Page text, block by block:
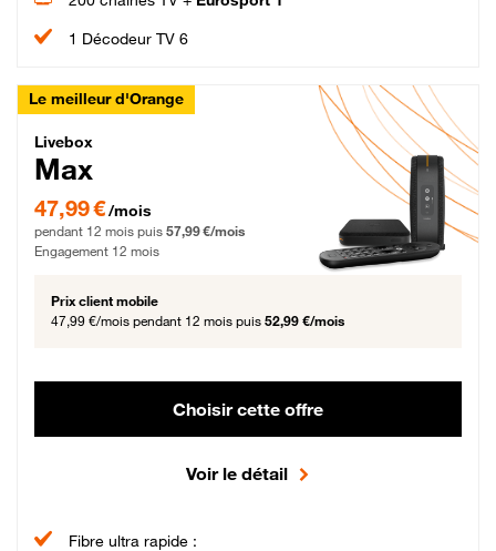
1 Décodeur TV 6
Le meilleur d'Orange
Livebox Max Fibre
Livebox
Max
47,99 € par mois pendant 12 mois puis 57,99 € par mois, Engagement 12 mois
47,99 €/mois
pendant 12 mois puis 57,99 €/mois
Engagement 12 mois
Prix client mobile
47,99 €/mois pendant 12 mois puis 52,99 €/mois
Choisir cette offre
Voir le détail
Fibre ultra rapide :